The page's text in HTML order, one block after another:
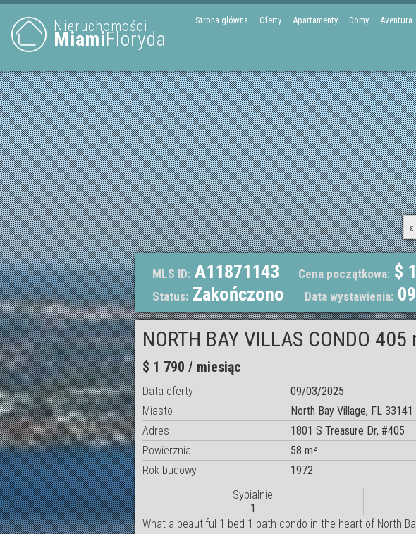
Nieruchomości
MiamiFloryda
Strona główna Oferty Apartamenty Domy Aventura
MLS ID:A11871143 Cena początkowa:$
Status: Zakończono Data wystawienia:
NORTH BAY VILLAS CONDO
$ 1 790 / miesiąc
Data oferty
09/03/2025
Miasto
North Bay Village, FL 33141
Adres
1801 S Treasure Dr, #405
Powierznia
58 m²
Rok budowy
1972
Sypialnie
1
What a beautiful 1 bed 1 bath condo in the heart of North